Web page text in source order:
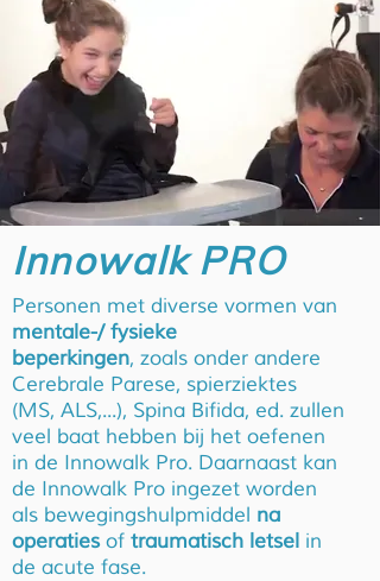
Innowalk PRO
Personen met diverse vormen van
mentale-/ fysieke
beperkingen, zoals onder andere
Cerebrale Parese, spierziektes
(MS, ALS,...), Spina Bifida, ed. zullen
veel baat hebben bij het oefenen
in de Innowalk Pro. Daarnaast kan
de Innowalk Pro ingezet worden
als bewegingshulpmiddel na
operaties of traumatisch letsel in
de acute fase.